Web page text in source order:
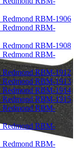
Redmond RBM-1906
Redmond RBM-
Redmond RBM-1908
Redmond RBM-
Redmond RBM-1912
Redmond RBM-1913
Redmond RBM-1914
Redmond RBM-1915
Redmond RBM-
Redmond RBM-
Redmond RBM-